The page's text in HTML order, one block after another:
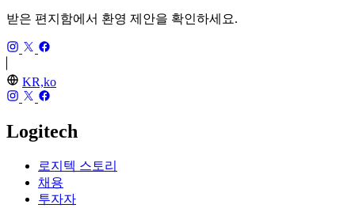
받은 편지함에서 환영 제안을 확인하세요.
KR,ko
Logitech
로지텍 스토리
채용
투자자